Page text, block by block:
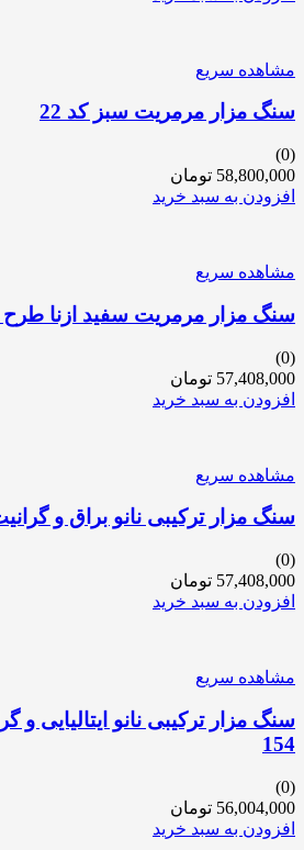
مشاهده سریع
سنگ مزار مرمریت سبز کد 22
(0)
58,800,000 تومان
افزودن به سبد خرید
مشاهده سریع
سنگ مزار مرمریت سفید ازنا طرح cnc کد 52
(0)
57,408,000 تومان
افزودن به سبد خرید
مشاهده سریع
سنگ مزار ترکیبی نانو براق و
(0)
57,408,000 تومان
افزودن به سبد خرید
مشاهده سریع
سنگ مزار ترکیبی نانو ایتالیایی و
154
(0)
56,004,000 تومان
افزودن به سبد خرید